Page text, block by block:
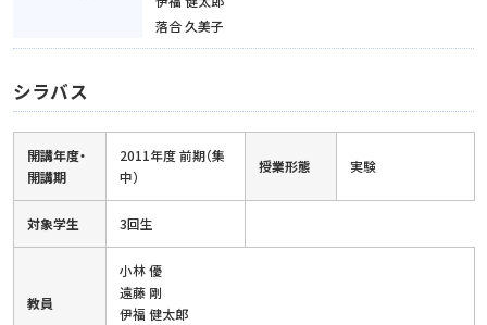
落合 久美子
シラバス
開講年度・
開講期
2011年度 前期（集
中）
授業形態 実験
対象学生 3回生
教員
小林 優
遠藤 剛
伊福 健太郎